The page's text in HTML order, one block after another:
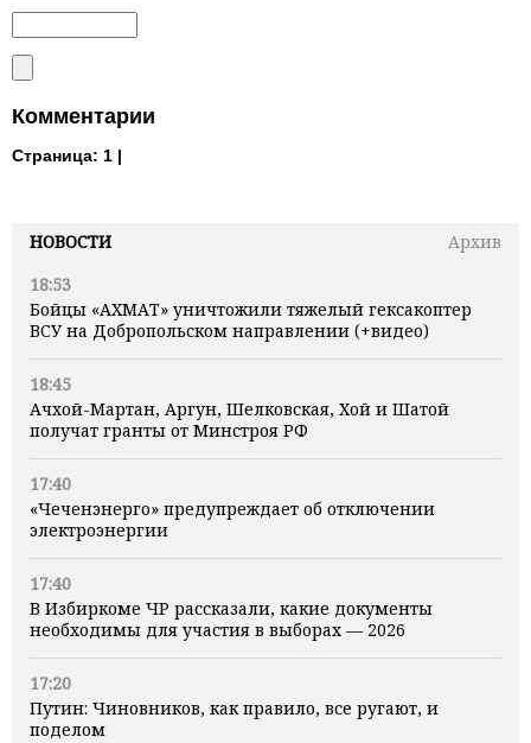
НОВОСТИ
Архив
18:53
Бойцы «АХМАТ» уничтожили тяжелый гексакоптер
ВСУ на Добропольском направлении (+видео)
18:45
Ачхой-Мартан, Аргун, Шелковская, Хой и Шатой
получат гранты от Минстроя РФ
17:40
«Чеченэнерго» предупреждает об отключении
электроэнергии
17:40
В Избиркоме ЧР рассказали, какие документы
необходимы для участия в выборах — 2026
17:20
Путин: Чиновников, как правило, все ругают, и
поделом
Комментарии
Страница: 1 |